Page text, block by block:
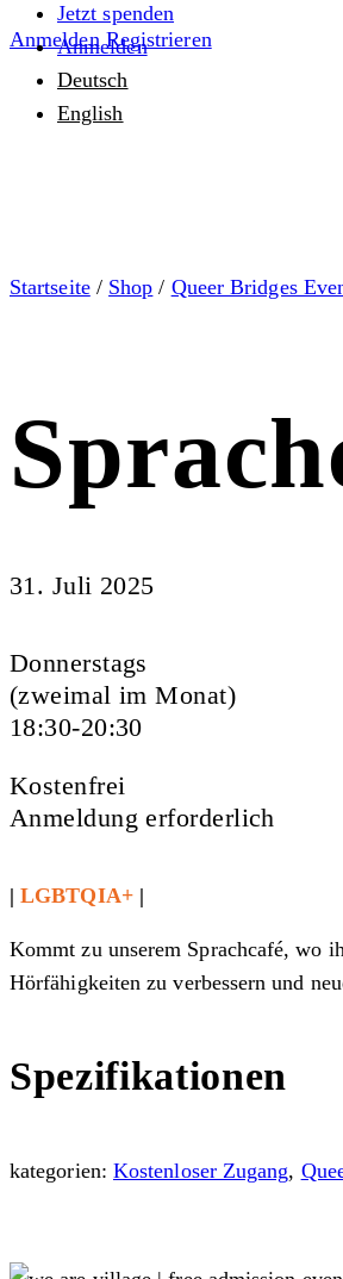
Anmelden Registrieren
Jetzt spenden
Anmelden
Deutsch
English
Startseite/ Shop / Queer Bridges
31. Juli 2025
Donnerstags
(zweimal im Monat)
18:30-20:30
Kostenfrei
Anmeldung erforderlich
|LGBTQIA+|
Kommt zu unserem Sprachcafé, wo
Hörfähigkeiten zu verbessern und
Spezifikationen
kategorien: Kostenloser Zugang,